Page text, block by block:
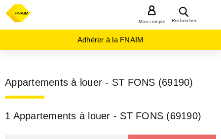
Rechercher
Mon compte
Adhérer à la FNAIM
Appartements à louer - ST FONS (69190)
1 Appartements à louer - ST FONS (69190)